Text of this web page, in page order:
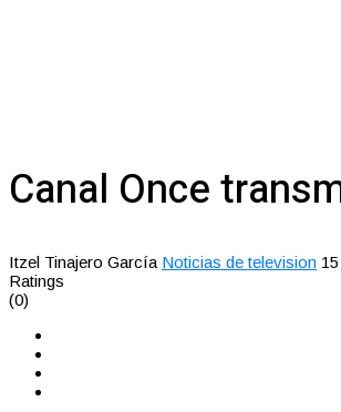
Canal Once
Itzel Tinajero García Noticias de television
Ratings
(0)